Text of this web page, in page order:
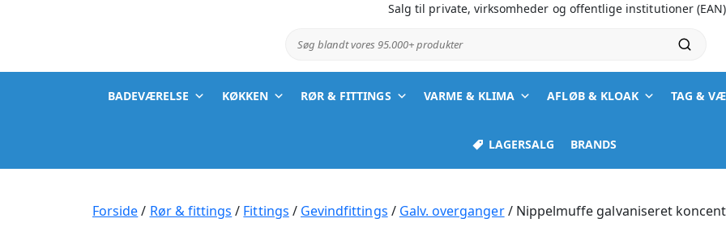
Salg til private, virksomheder og offentlige institutioner (EAN)
Søg blandt vores 95.000+ produkter
BADEVÆRELSE KØKKEN RØR & FITTINGS VARME & KLIMA AFLØB & KLOAK TAG &
LAGERSALG BRANDS
Forside/ Rør & fittings / Fittings / Gevindfittings / Galv. overganger/ Nippelmuffe galvaniseret